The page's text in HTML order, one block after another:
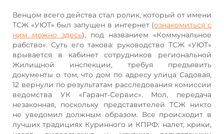
Венцом всего действа стал ролик, который от имени
ТСЖ «УЮТ» был запущен в интернет (ознакомиться с
ним можно здесь), под названием «Коммунальное
рабство». Суть его такова: руководство ТСЖ «УЮТ»
врывается в кабинет сотрудников региональной
Жилищной инспекции, требуя предъявить
документы о том, что дом по адресу улица Садовая,
12 вернули по результатам расследования комиссии
ведомства УК «Гарант-Сервис». Мол, передача
незаконная, поскольку представителей ТСЖ никто
не уведомил должным образом. Все происходит в
лучших традициях Куринного и КПРФ: налет, крики,